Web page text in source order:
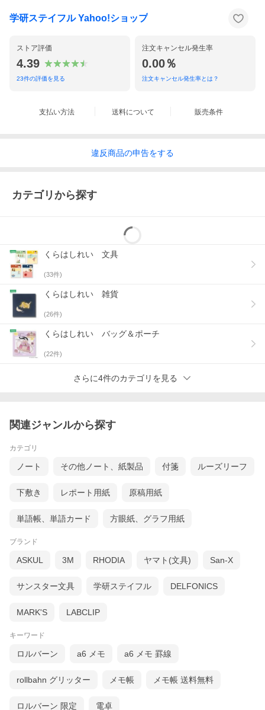
学研ステイフル Yahoo!ショップ
ストア評価
4.39
23件の評価を見る
注文キャンセル発生率
0.00％
注文キャンセル発生率とは？
支払い方法 送料について 販売条件
違反商品の申告をする
カテゴリから探す
くらはしれい 文具
(33件)
くらはしれい 雑貨
(26件)
くらはしれい バッグ＆ポーチ
(22件)
さらに4件のカテゴリを見る
関連ジャンルから探す
カテゴリ
ノート その他ノート、紙製品 付箋 ルーズリーフ
下敷き レポート用紙 原稿用紙
単語帳、単語カード 方眼紙、グラフ用紙
ブランド
ASKUL 3M RHODIA ヤマト(文具) San-X
サンスター文具 学研ステイフル DELFONICS
MARK'S LABCLIP
キーワード
ロルバーン a6 メモ a6 メモ 罫線
rollbahn グリッター メモ帳 メモ帳 送料無料
ロルバーン 限定 電卓